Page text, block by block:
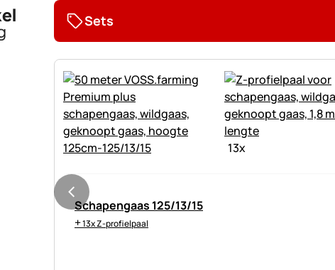
Sets
13x
Schapengaas 125/13/15
+13x Z-profielpaal